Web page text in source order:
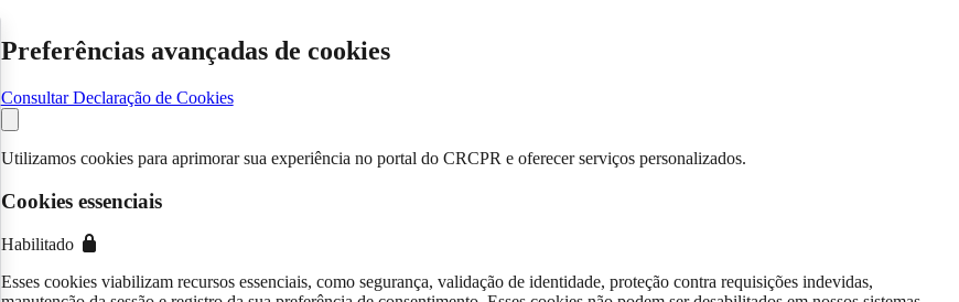
Preferências avançadas de cookies
Consultar Declaração de Cookies
Utilizamos cookies para aprimorar sua experiência no portal do CRCPR e oferecer serviços personalizados.
Cookies essenciais
Habilitado
Esses cookies viabilizam recursos essenciais, como segurança, validação de identidade, proteção contra requisições indevidas,